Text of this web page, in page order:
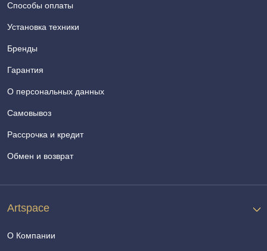
Способы оплаты
Установка техники
Бренды
Гарантия
О персональных данных
Самовывоз
Рассрочка и кредит
Обмен и возврат
Artspace
О Компании